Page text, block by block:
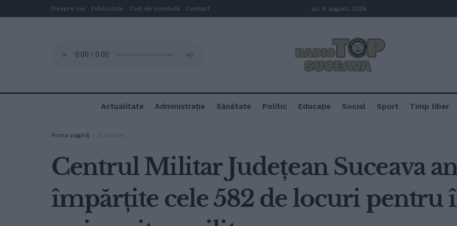
Despre noi Publicitate Cod de conduită Contact joi, 6 august, 2026
Actualitate Administrație Sănătate Politic Educație Social Sport Timp liber
Prima pagină Educație
Centrul Militar Județean Suceava
împărțite cele 582 de locuri